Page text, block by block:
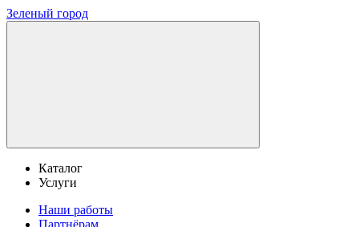
Зеленый город
Каталог
Услуги
Наши работы
Партнёрам